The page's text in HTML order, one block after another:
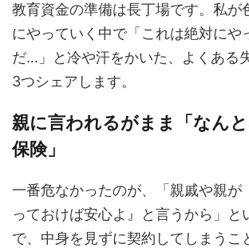
教育資金の準備は長丁場です。私が
にやっていく中で「これは絶対にや
だ…」と冷や汗をかいた、よくある
3つシェアします。
親に言われるがまま「なん
保険」
一番危なかったのが、「親戚や親が
っておけば安心よ』と言うから」と
で、中身を見ずに契約してしまうこ